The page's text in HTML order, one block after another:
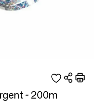
- 200m